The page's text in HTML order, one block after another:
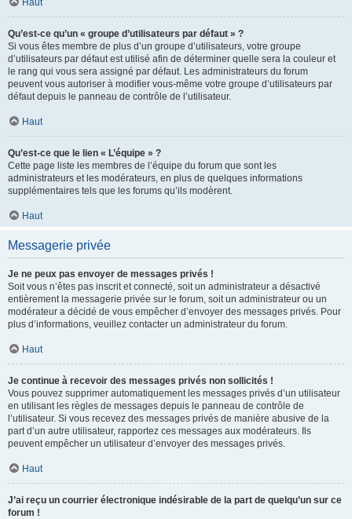
Haut
Qu’est-ce qu’un « groupe d’utilisateurs par défaut » ?
Si vous êtes membre de plus d’un groupe d’utilisateurs, votre groupe
d’utilisateurs par défaut est utilisé afin de déterminer quelle sera la couleur et
le rang qui vous sera assigné par défaut. Les administrateurs du forum
peuvent vous autoriser à modifier vous-même votre groupe d’utilisateurs par
défaut depuis le panneau de contrôle de l’utilisateur.
Haut
Qu’est-ce que le lien « L’équipe » ?
Cette page liste les membres de l’équipe du forum que sont les
administrateurs et les modérateurs, en plus de quelques informations
supplémentaires tels que les forums qu’ils modèrent.
Haut
Messagerie privée
Je ne peux pas envoyer de messages privés !
Soit vous n’êtes pas inscrit et connecté, soit un administrateur a désactivé
entièrement la messagerie privée sur le forum, soit un administrateur ou un
modérateur a décidé de vous empêcher d’envoyer des messages privés. Pour
plus d’informations, veuillez contacter un administrateur du forum.
Haut
Je continue à recevoir des messages privés non sollicités !
Vous pouvez supprimer automatiquement les messages privés d’un utilisateur
en utilisant les règles de messages depuis le panneau de contrôle de
l’utilisateur. Si vous recevez des messages privés de manière abusive de la
part d’un autre utilisateur, rapportez ces messages aux modérateurs. Ils
peuvent empêcher un utilisateur d’envoyer des messages privés.
Haut
J’ai reçu un courrier électronique indésirable de la part de quelqu’un sur ce
forum !